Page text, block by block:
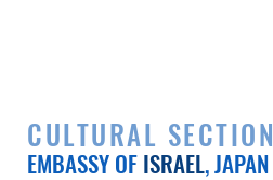
CULTURAL SECTION
EMBASSY OFISRAEL, JAPAN